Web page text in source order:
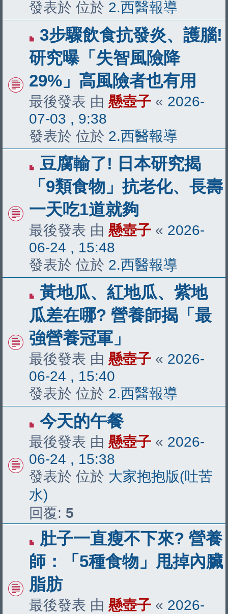
發表於 位於 2.西醫報導
有
新
文
章
3步驟飲食抗發炎、護腦!
研究曝「失智風險降
29%」高風險者也有用
最後發表 由 懸壺子 « 2026-
07-03 , 9:38
發表於 位於 2.西醫報導
有
新
文
章
豆腐輸了! 日本研究揭
「9類食物」抗老化、長壽
一天吃1道就夠
最後發表 由 懸壺子 « 2026-
06-24 , 15:48
發表於 位於 2.西醫報導
有
新
文
章
黃地瓜、紅地瓜、紫地
瓜差在哪? 營養師揭「最
強營養冠軍」
最後發表 由 懸壺子 « 2026-
06-24 , 15:40
發表於 位於 2.西醫報導
有
新
文
章
今天的午餐
最後發表 由 懸壺子 « 2026-
06-24 , 15:38
發表於 位於 大家抱抱版(吐苦
水)
回覆: 5
有
新
文
章
肚子一直瘦不下來? 營養
師：「5種食物」甩掉內臟
脂肪
最後發表 由 懸壺子 « 2026-